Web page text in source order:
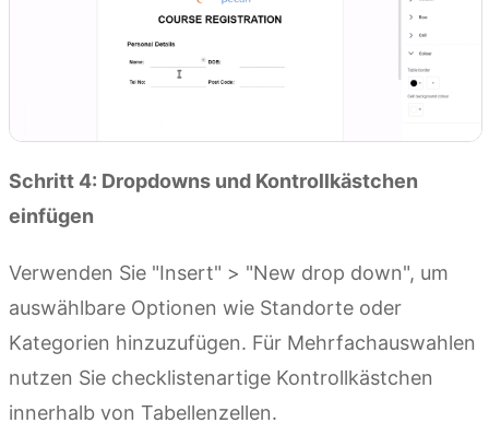
Schritt 4: Dropdowns und Kontrollkästchen
einfügen
Verwenden Sie "Insert" > "New drop down", um
auswählbare Optionen wie Standorte oder
Kategorien hinzuzufügen. Für Mehrfachauswahlen
nutzen Sie checklistenartige Kontrollkästchen
innerhalb von Tabellenzellen.